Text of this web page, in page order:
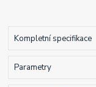
Kompletní specifikace
Parametry